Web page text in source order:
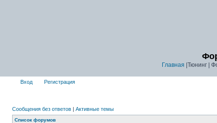
Главная |Тюнинг |
Вход Регистрация
Сообщения без ответов | Активные темы
Список форумов